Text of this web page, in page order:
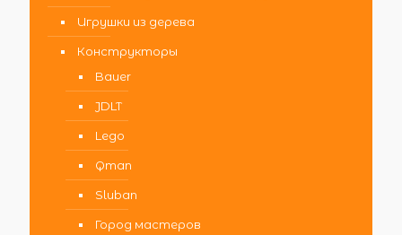
Игрушки из дерева
Конструкторы
Bauer
JDLT
Lego
Qman
Sluban
Город мастеров